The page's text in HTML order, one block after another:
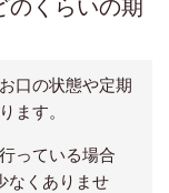
のくらいの期
口の状態や定期
ます。
っている場合
なくありませ